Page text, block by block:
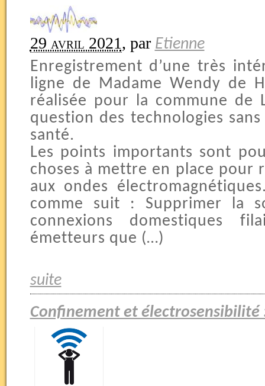
29 avril 2021, par Etienne
Enregistrement d’une très
ligne de Madame Wendy de
réalisée pour la commune de
question des technologies
santé.
Les points importants sont
choses à mettre en place pour
aux ondes
comme suit : Supprimer la
connexions domestiques
émetteurs que (…)
suite
Confinement et électrosensibilité